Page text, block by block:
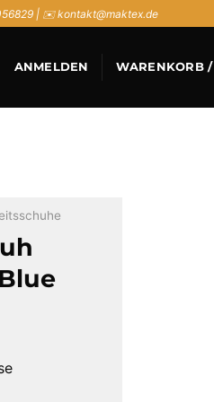
| ✉️ kontakt@maktex.de
ANMELDEN
WARENKORB /